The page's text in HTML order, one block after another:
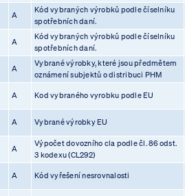
A
Kód vybraných výrobků podle číselníku
spotřebních daní.
A
Kód vybraných výrobků podle číselníku
spotřebních daní.
A
Vybrané výrobky, které jsou předmětem
oznámení subjektů o distribuci PHM
A Kod vybraného vyrobku podle EU
A Vybrané výrobky EU
A
Výpočet dovozního cla podle čl. 86 odst.
3 kodexu (CL292)
A Kód vyřešení nesrovnalosti